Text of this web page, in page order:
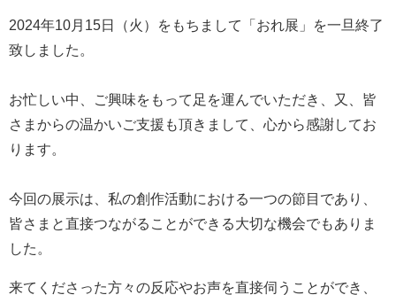
2024年10月15日（火）をもちまして「おれ展」を一旦終了
致しました。
お忙しい中、ご興味をもって足を運んでいただき、又、皆
さまからの温かいご支援も頂きまして、心から感謝してお
ります。
今回の展示は、私の創作活動における一つの節目であり、
皆さまと直接つながることができる大切な機会でもありま
した。
来てくださった方々の反応やお声を直接伺うことができ、